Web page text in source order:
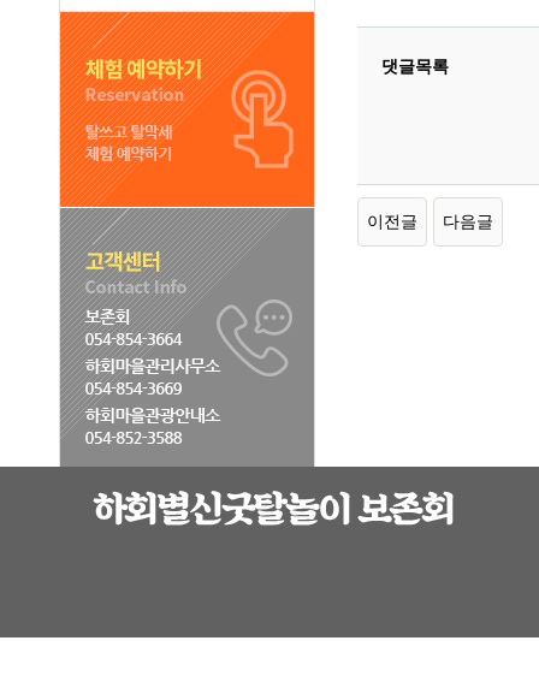
댓글목록
이전글 다음글